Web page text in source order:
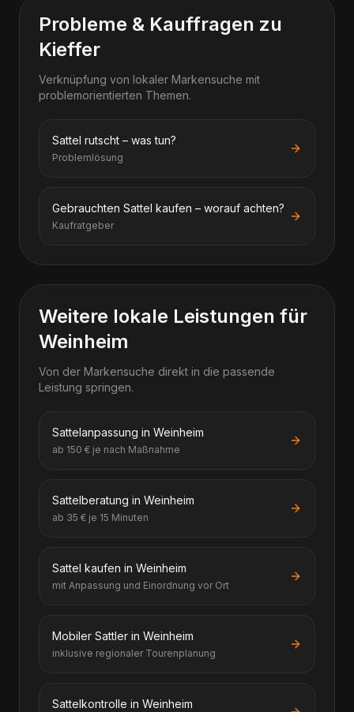
Probleme & Kauffragen zu
Kieffer
Verknüpfung von lokaler Markensuche mit
problemorientierten Themen.
Sattel rutscht – was tun?
Problemlösung
Gebrauchten Sattel kaufen – worauf achten?
Kaufratgeber
Weitere lokale Leistungen für
Weinheim
Von der Markensuche direkt in die passende
Leistung springen.
Sattelanpassung in Weinheim
ab 150 € je nach Maßnahme
Sattelberatung in Weinheim
ab 35 € je 15 Minuten
Sattel kaufen in Weinheim
mit Anpassung und Einordnung vor Ort
Mobiler Sattler in Weinheim
inklusive regionaler Tourenplanung
Sattelkontrolle in Weinheim